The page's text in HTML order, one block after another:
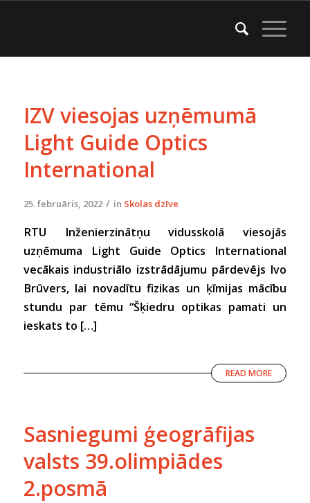
IZV viesojas uzņēmumā
Light Guide Optics
International
25. februāris, 2022 / in Skolas dzīve
RTU Inženierzinātņu vidusskolā viesojās
uzņēmuma Light Guide Optics International
vecākais industriālo izstrādājumu pārdevējs Ivo
Brūvers, lai novadītu fizikas un ķīmijas mācību
stundu par tēmu “Šķiedru optikas pamati un
ieskats to […]
READ MORE
Sasniegumi ģeogrāfijas
valsts 39.olimpiādes
2.posmā